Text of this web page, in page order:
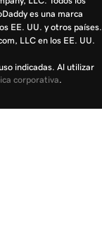
es una marca
EE. UU. y otros países.
LLC en los EE. UU.
indicadas. Al utilizar
corporativa.